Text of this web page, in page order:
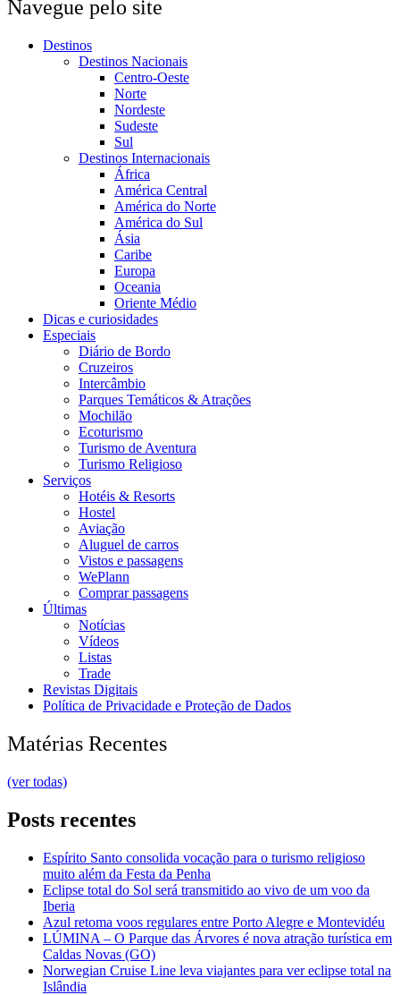
Navegue pelo site
Destinos
Destinos Nacionais
Centro-Oeste
Norte
Nordeste
Sudeste
Sul
Destinos Internacionais
África
América Central
América do Norte
América do Sul
Ásia
Caribe
Europa
Oceania
Oriente Médio
Dicas e curiosidades
Especiais
Diário de Bordo
Cruzeiros
Intercâmbio
Parques Temáticos & Atrações
Mochilão
Ecoturismo
Turismo de Aventura
Turismo Religioso
Serviços
Hotéis & Resorts
Hostel
Aviação
Aluguel de carros
Vistos e passagens
WePlann
Comprar passagens
Últimas
Notícias
Vídeos
Listas
Trade
Revistas Digitais
Política de Privacidade e Proteção de Dados
Matérias Recentes
(ver todas)
Posts recentes
Espírito Santo consolida vocação para o turismo religioso
muito além da Festa da Penha
Eclipse total do Sol será transmitido ao vivo de um voo da
Iberia
Azul retoma voos regulares entre Porto Alegre e Montevidéu
LÚMINA – O Parque das Árvores é nova atração turística em
Caldas Novas (GO)
Norwegian Cruise Line leva viajantes para ver eclipse total na
Islândia